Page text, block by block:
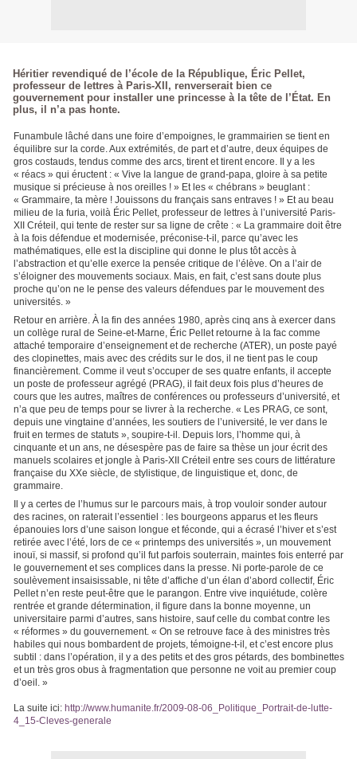
Héritier revendiqué de l’école de la République, Éric Pellet,
professeur de lettres à Paris-XII, renverserait bien ce
gouvernement pour installer une princesse à la tête de l’État. En
plus, il n’a pas honte.
Funambule lâché dans une foire d’empoignes, le grammairien se tient en
équilibre sur la corde. Aux extrémités, de part et d’autre, deux équipes de
gros costauds, tendus comme des arcs, tirent et tirent encore. Il y a les
« réacs » qui éructent : « Vive la langue de grand-papa, gloire à sa petite
musique si précieuse à nos oreilles ! » Et les « chébrans » beuglant :
« Grammaire, ta mère ! Jouissons du français sans entraves ! » Et au beau
milieu de la furia, voilà Éric Pellet, professeur de lettres à l’université Paris-
XII Créteil, qui tente de rester sur sa ligne de crête : « La grammaire doit être
à la fois défendue et modernisée, préconise-t-il, parce qu’avec les
mathématiques, elle est la discipline qui donne le plus tôt accès à
l’abstraction et qu’elle exerce la pensée critique de l’élève. On a l’air de
s’éloigner des mouvements sociaux. Mais, en fait, c’est sans doute plus
proche qu’on ne le pense des valeurs défendues par le mouvement des
universités. »
Retour en arrière. À la fin des années 1980, après cinq ans à exercer dans
un collège rural de Seine-et-Marne, Éric Pellet retourne à la fac comme
attaché temporaire d’enseignement et de recherche (ATER), un poste payé
des clopinettes, mais avec des crédits sur le dos, il ne tient pas le coup
financièrement. Comme il veut s’occuper de ses quatre enfants, il accepte
un poste de professeur agrégé (PRAG), il fait deux fois plus d’heures de
cours que les autres, maîtres de conférences ou professeurs d’université, et
n’a que peu de temps pour se livrer à la recherche. « Les PRAG, ce sont,
depuis une vingtaine d’années, les soutiers de l’université, le ver dans le
fruit en termes de statuts », soupire-t-il. Depuis lors, l’homme qui, à
cinquante et un ans, ne désespère pas de faire sa thèse un jour écrit des
manuels scolaires et jongle à Paris-XII Créteil entre ses cours de littérature
française du XXe siècle, de stylistique, de linguistique et, donc, de
grammaire.
Il y a certes de l’humus sur le parcours mais, à trop vouloir sonder autour
des racines, on raterait l’essentiel : les bourgeons apparus et les fleurs
épanouies lors d’une saison longue et féconde, qui a écrasé l’hiver et s’est
retirée avec l’été, lors de ce « printemps des universités », un mouvement
inouï, si massif, si profond qu’il fut parfois souterrain, maintes fois enterré par
le gouvernement et ses complices dans la presse. Ni porte-parole de ce
soulèvement insaisissable, ni tête d’affiche d’un élan d’abord collectif, Éric
Pellet n’en reste peut-être que le parangon. Entre vive inquiétude, colère
rentrée et grande détermination, il figure dans la bonne moyenne, un
universitaire parmi d’autres, sans histoire, sauf celle du combat contre les
« réformes » du gouvernement. « On se retrouve face à des ministres très
habiles qui nous bombardent de projets, témoigne-t-il, et c’est encore plus
subtil : dans l’opération, il y a des petits et des gros pétards, des bombinettes
et un très gros obus à fragmentation que personne ne voit au premier coup
d’oeil. »
La suite ici: http://www.humanite.fr/2009-08-06_Politique_Portrait-de-lutte-
4_15-Cleves-generale